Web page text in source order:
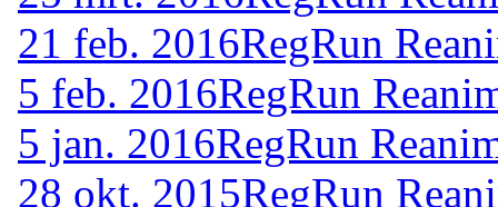
21 feb. 2016RegRun
5 feb. 2016RegRun
5 jan. 2016RegRun
28 okt. 2015RegRun